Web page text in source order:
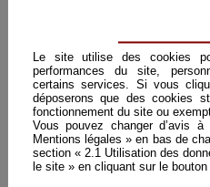
de
sécheresse
?
Le site utilise des cookies
performances du site,
certains services. Si vous
déposerons que des cookies
fonctionnement du site ou
Vous pouvez changer d’avis
Mentions légales » en bas de
section « 2.1 Utilisation des
le site » en cliquant sur le